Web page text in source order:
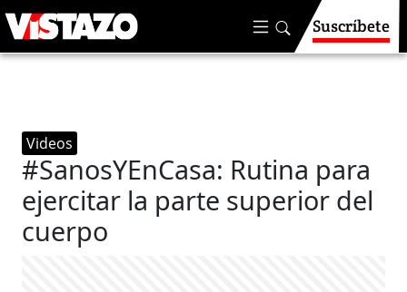
Suscríbete
Videos
#SanosYEnCasa: Rutina para
ejercitar la parte superior del
cuerpo